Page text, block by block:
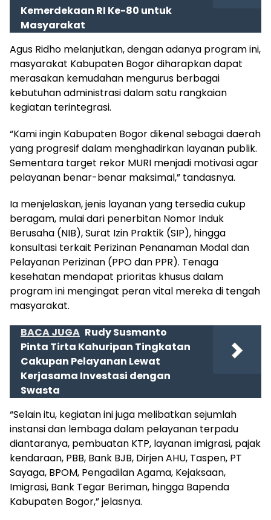
Kemerdekaan RI Ke-80 untuk
Masyarakat
Agus Ridho melanjutkan, dengan adanya program ini,
masyarakat Kabupaten Bogor diharapkan dapat
merasakan kemudahan mengurus berbagai
kebutuhan administrasi dalam satu rangkaian
kegiatan terintegrasi.
“Kami ingin Kabupaten Bogor dikenal sebagai daerah
yang progresif dalam menghadirkan layanan publik.
Sementara target rekor MURI menjadi motivasi agar
pelayanan benar-benar maksimal,” tandasnya.
Ia menjelaskan, jenis layanan yang tersedia cukup
beragam, mulai dari penerbitan Nomor Induk
Berusaha (NIB), Surat Izin Praktik (SIP), hingga
konsultasi terkait Perizinan Penanaman Modal dan
Pelayanan Perizinan (PPO dan PPR). Tenaga
kesehatan mendapat prioritas khusus dalam
program ini mengingat peran vital mereka di tengah
masyarakat.
BACA JUGA Rudy Susmanto
Pinta Tirta Kahuripan Tingkatan
Cakupan Pelayanan Lewat
Kerjasama Investasi dengan
Swasta
“Selain itu, kegiatan ini juga melibatkan sejumlah
instansi dan lembaga dalam pelayanan terpadu
diantaranya, pembuatan KTP, layanan imigrasi, pajak
kendaraan, PBB, Bank BJB, Dirjen AHU, Taspen, PT
Sayaga, BPOM, Pengadilan Agama, Kejaksaan,
Imigrasi, Bank Tegar Beriman, hingga Bapenda
Kabupaten Bogor,” jelasnya.